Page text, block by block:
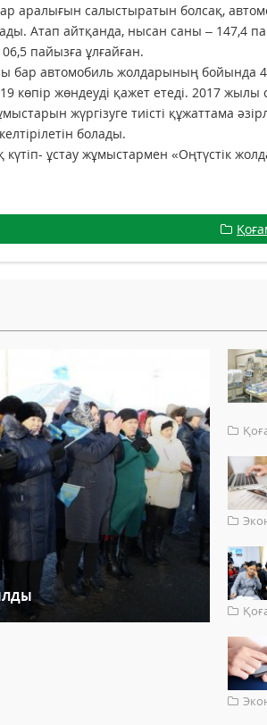
аралығын салыстыратын болсақ,
Атап айтқанда, нысан саны – 147,4
пайызға ұлғайған.
бар автомобиль жолдарының бойында
көпір жөндеуді қажет етеді. 2017
жүргізуге тиісті құжаттама
болады.
күтіп- ұстау жұмыстармен «Оңтүстік